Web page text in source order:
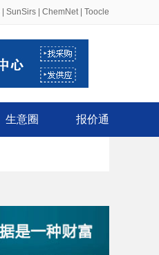
SunSirs ChemNet| Toocle
生意圈 报价通